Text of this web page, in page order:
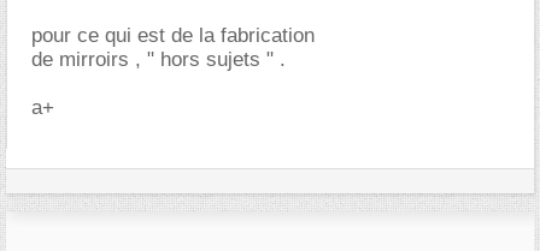
pour ce qui est de la fabrication
de mirroirs , " hors sujets " .
a+